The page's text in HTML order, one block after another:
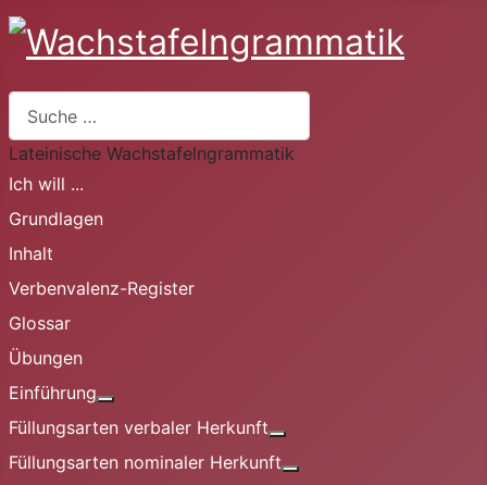
Lateinische Wachstafelngrammatik
Ich will ...
Grundlagen
Inhalt
Verbenvalenz-Register
Glossar
Übungen
Einführung
Füllungsarten verbaler Herkunft
Füllungsarten nominaler Herkunft